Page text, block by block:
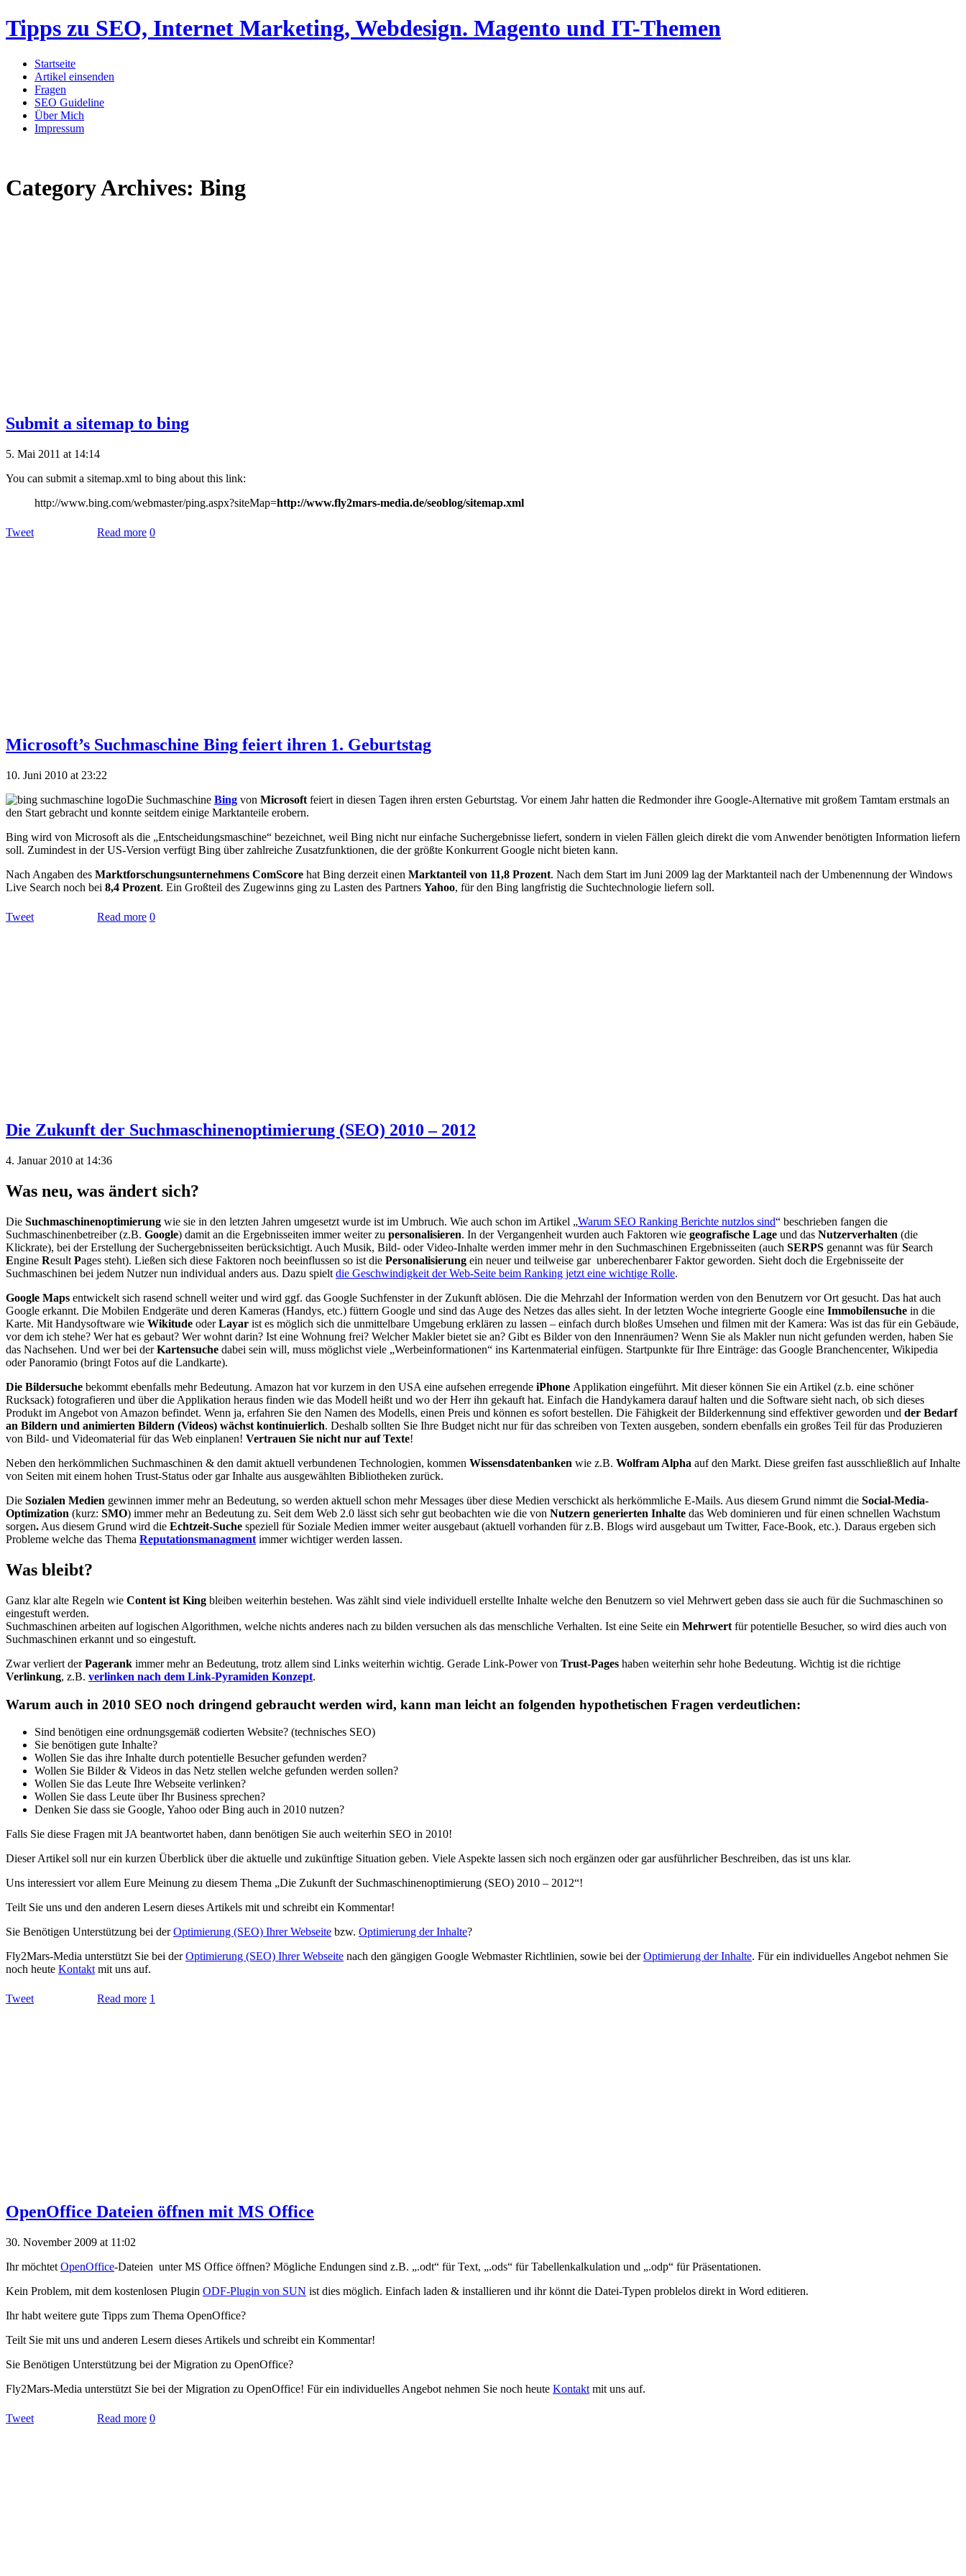
Tipps zu SEO, Internet Marketing, Webdesign. Magento und IT-Themen
Startseite
Artikel einsenden
Fragen
SEO Guideline
Über Mich
Impressum
Category Archives: Bing
Submit a sitemap to bing
5. Mai 2011 at 14:14
You can submit a sitemap.xml to bing about this link:
http://www.bing.com/webmaster/ping.aspx?siteMap=http://www.fly2mars-media.de/seoblog/sitemap.xml
Tweet Read more 0
Microsoft’s Suchmaschine Bing feiert ihren 1. Geburtstag
10. Juni 2010 at 23:22
Die Suchmaschine Bing von Microsoft feiert in diesen Tagen ihren ersten Geburtstag. Vor einem Jahr hatten die Redmonder ihre Google-Alternative mit großem Tamtam erstmals an
den Start gebracht und konnte seitdem einige Marktanteile erobern.
Bing wird von Microsoft als die „Entscheidungsmaschine“ bezeichnet, weil Bing nicht nur einfache Suchergebnisse liefert, sondern in vielen Fällen gleich direkt die vom Anwender benötigten Information liefern
soll. Zumindest in der US-Version verfügt Bing über zahlreiche Zusatzfunktionen, die der größte Konkurrent Google nicht bieten kann.
Nach Angaben des Marktforschungsunternehmens ComScore hat Bing derzeit einen Marktanteil von 11,8 Prozent. Nach dem Start im Juni 2009 lag der Marktanteil nach der Umbenennung der Windows
Live Search noch bei 8,4 Prozent. Ein Großteil des Zugewinns ging zu Lasten des Partners Yahoo, für den Bing langfristig die Suchtechnologie liefern soll.
Tweet Read more 0
Die Zukunft der Suchmaschinenoptimierung (SEO) 2010 – 2012
4. Januar 2010 at 14:36
Was neu, was ändert sich?
Die Suchmaschinenoptimierung wie sie in den letzten Jahren umgesetzt wurde ist im Umbruch. Wie auch schon im Artikel „Warum SEO Ranking Berichte nutzlos sind“ beschrieben fangen die
Suchmaschinenbetreiber (z.B. Google) damit an die Ergebnisseiten immer weiter zu personalisieren. In der Vergangenheit wurden auch Faktoren wie geografische Lage und das Nutzerverhalten (die
Klickrate), bei der Erstellung der Suchergebnisseiten berücksichtigt. Auch Musik, Bild- oder Video-Inhalte werden immer mehr in den Suchmaschinen Ergebnisseiten (auch SERPS genannt was fürSearch
Engine Result Pages steht). Ließen sich diese Faktoren noch beeinflussen so ist die Personalisierung ein neuer und teilweise gar unberechenbarer Faktor geworden. Sieht doch die Ergebnisseite der
Suchmaschinen bei jedem Nutzer nun individual anders aus. Dazu spielt die Geschwindigkeit der Web-Seite beim Ranking jetzt eine wichtige Rolle.
Google Maps entwickelt sich rasend schnell weiter und wird ggf. das Google Suchfenster in der Zukunft ablösen. Die die Mehrzahl der Information werden von den Benutzern vor Ort gesucht. Das hat auch
Google erkannt. Die Mobilen Endgeräte und deren Kameras (Handys, etc.) füttern Google und sind das Auge des Netzes das alles sieht. In der letzten Woche integrierte Google eine Immobilensuche in die
Karte. Mit Handysoftware wie Wikitude oderLayar ist es möglich sich die unmittelbare Umgebung erklären zu lassen – einfach durch bloßes Umsehen und filmen mit der Kamera: Was ist das für ein Gebäude,
vor dem ich stehe? Wer hat es gebaut? Wer wohnt darin? Ist eine Wohnung frei? Welcher Makler bietet sie an? Gibt es Bilder von den Innenräumen? Wenn Sie als Makler nun nicht gefunden werden, haben Sie
das Nachsehen. Und wer bei derKartensuche dabei sein will, muss möglichst viele „Werbeinformationen“ ins Kartenmaterial einfügen. Startpunkte für Ihre Einträge: das Google Branchencenter, Wikipedia
oder Panoramio (bringt Fotos auf die Landkarte).
Die Bildersuche bekommt ebenfalls mehr Bedeutung. Amazon hat vor kurzem in den USA eine aufsehen erregende iPhone Applikation eingeführt. Mit dieser können Sie ein Artikel (z.b. eine schöner
Rucksack) fotografieren und über die Applikation heraus finden wie das Modell heißt und wo der Herr ihn gekauft hat. Einfach die Handykamera darauf halten und die Software sieht nach, ob sich dieses
Produkt im Angebot von Amazon befindet. Wenn ja, erfahren Sie den Namen des Modells, einen Preis und können es sofort bestellen. Die Fähigkeit der Bilderkennung sind effektiver geworden und der Bedarf
an Bildern und animierten Bildern (Videos) wächst kontinuierlich. Deshalb sollten Sie Ihre Budget nicht nur für das schreiben von Texten ausgeben, sondern ebenfalls ein großes Teil für das Produzieren
von Bild- und Videomaterial für das Web einplanen! Vertrauen Sie nicht nur auf Texte!
Neben den herkömmlichen Suchmaschinen & den damit aktuell verbundenen Technologien, kommen Wissensdatenbanken wie z.B. Wolfram Alpha auf den Markt. Diese greifen fast ausschließlich auf Inhalte
von Seiten mit einem hohen Trust-Status oder gar Inhalte aus ausgewählten Bibliotheken zurück.
Die Sozialen Medien gewinnen immer mehr an Bedeutung, so werden aktuell schon mehr Messages über diese Medien verschickt als herkömmliche E-Mails. Aus diesem Grund nimmt die Social-Media-
Optimization (kurz: SMO) immer mehr an Bedeutung zu. Seit dem Web 2.0 lässt sich sehr gut beobachten wie die von Nutzern generierten Inhalte das Web dominieren und für einen schnellen Wachstum
sorgen. Aus diesem Grund wird die Echtzeit-Suche speziell für Soziale Medien immer weiter ausgebaut (aktuell vorhanden für z.B. Blogs wird ausgebaut um Twitter, Face-Book, etc.). Daraus ergeben sich
Probleme welche das Thema Reputationsmanagment immer wichtiger werden lassen.
Was bleibt?
Ganz klar alte Regeln wie Content ist King bleiben weiterhin bestehen. Was zählt sind viele individuell erstellte Inhalte welche den Benutzern so viel Mehrwert geben dass sie auch für die Suchmaschinen so
eingestuft werden.
Suchmaschinen arbeiten auf logischen Algorithmen, welche nichts anderes nach zu bilden versuchen als das menschliche Verhalten. Ist eine Seite ein Mehrwert für potentielle Besucher, so wird dies auch von
Suchmaschinen erkannt und so eingestuft.
Zwar verliert derPagerank immer mehr an Bedeutung, trotz allem sind Links weiterhin wichtig. Gerade Link-Power von Trust-Pages haben weiterhin sehr hohe Bedeutung. Wichtig ist die richtige
Verlinkung, z.B. verlinken nach dem Link-Pyramiden Konzept.
Warum auch in 2010 SEO noch dringend gebraucht werden wird, kann man leicht an folgenden hypothetischen Fragen verdeutlichen:
Sind benötigen eine ordnungsgemäß codierten Website? (technisches SEO)
Sie benötigen gute Inhalte?
Wollen Sie das ihre Inhalte durch potentielle Besucher gefunden werden?
Wollen Sie Bilder & Videos in das Netz stellen welche gefunden werden sollen?
Wollen Sie das Leute Ihre Webseite verlinken?
Wollen Sie dass Leute über Ihr Business sprechen?
Denken Sie dass sie Google, Yahoo oder Bing auch in 2010 nutzen?
Falls Sie diese Fragen mit JA beantwortet haben, dann benötigen Sie auch weiterhin SEO in 2010!
Dieser Artikel soll nur ein kurzen Überblick über die aktuelle und zukünftige Situation geben. Viele Aspekte lassen sich noch ergänzen oder gar ausführlicher Beschreiben, das ist uns klar.
Uns interessiert vor allem Eure Meinung zu diesem Thema „Die Zukunft der Suchmaschinenoptimierung (SEO) 2010 – 2012“!
Teilt Sie uns und den anderen Lesern dieses Artikels mit und schreibt ein Kommentar!
Sie Benötigen Unterstützung bei derOptimierung (SEO) Ihrer Webseite bzw. Optimierung der Inhalte?
Fly2Mars-Media unterstützt Sie bei derOptimierung (SEO) Ihrer Webseite nach den gängigen Google Webmaster Richtlinien, sowie bei derOptimierung der Inhalte. Für ein individuelles Angebot nehmen Sie
noch heute Kontakt mit uns auf.
Tweet Read more 1
OpenOffice Dateien öffnen mit MS Office
30. November 2009 at 11:02
Ihr möchtet OpenOffice-Dateien unter MS Office öffnen? Mögliche Endungen sind z.B. „.odt“ für Text, „.ods“ für Tabellenkalkulation und „.odp“ für Präsentationen.
Kein Problem, mit dem kostenlosen Plugin ODF-Plugin von SUN ist dies möglich. Einfach laden & installieren und ihr könnt die Datei-Typen problelos direkt in Word editieren.
Ihr habt weitere gute Tipps zum Thema OpenOffice?
Teilt Sie mit uns und anderen Lesern dieses Artikels und schreibt ein Kommentar!
Sie Benötigen Unterstützung bei der Migration zu OpenOffice?
Fly2Mars-Media unterstützt Sie bei der Migration zu OpenOffice! Für ein individuelles Angebot nehmen Sie noch heute Kontakt mit uns auf.
Tweet Read more 0